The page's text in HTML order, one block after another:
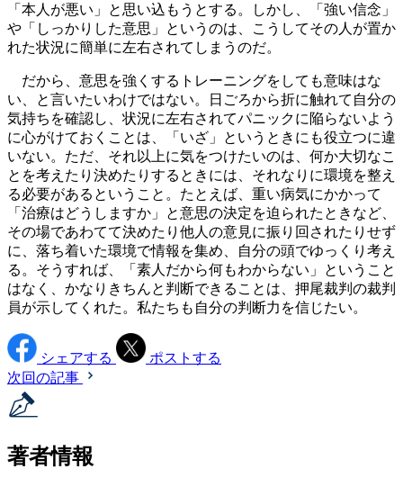
「本人が悪い」と思い込もうとする。しかし、「強い信念」
や「しっかりした意思」というのは、こうしてその人が置か
れた状況に簡単に左右されてしまうのだ。
だから、意思を強くするトレーニングをしても意味はな
い、と言いたいわけではない。日ごろから折に触れて自分の
気持ちを確認し、状況に左右されてパニックに陥らないよう
に心がけておくことは、「いざ」というときにも役立つに違
いない。ただ、それ以上に気をつけたいのは、何か大切なこ
とを考えたり決めたりするときには、それなりに環境を整え
る必要があるということ。たとえば、重い病気にかかって
「治療はどうしますか」と意思の決定を迫られたときなど、
その場であわてて決めたり他人の意見に振り回されたりせず
に、落ち着いた環境で情報を集め、自分の頭でゆっくり考え
る。そうすれば、「素人だから何もわからない」ということ
はなく、かなりきちんと判断できることは、押尾裁判の裁判
員が示してくれた。私たちも自分の判断力を信じたい。
シェアする
ポストする
次回の記事
著者情報